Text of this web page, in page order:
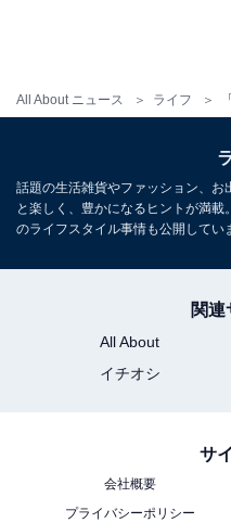
All About ニュース ライフ
「パチンコ店が40時間ぶ
飾る」地元の変わった年
・
「お雑煮にカキを入れる
る」地元の変わった年末
編】
話題の生活雑貨やファッション、
と楽しく、豊かになるヒントが満
のライフスタイル事情も公開してい
関連
All About
イチオシ
サ
会社概要
プライバシーポリシー